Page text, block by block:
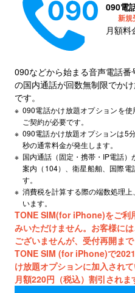
090電
新規
月額料
090などから始まる音声電話
の国内通話が回数無制限でか
です。
※ 090電話かけ放題オプションを
ご契約が必要です。
※ 090電話かけ放題オプションは5
秒の通常料金が発生します。
※ 国内通話（固定・携帯・IP電話
案内（104）、衛星船舶、国際電
す。
※ 消費税を計算する際の端数処理
います。
TONE SIM(for iPhone)をご利
みいただけません。お客様に
ございませんが、受付再開ま
TONE SIM (for iPhone)で
け放題オプションに加入され
月額220円（税込）割引されま